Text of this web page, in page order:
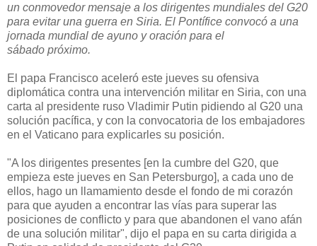
un conmovedor mensaje a los dirigentes mundiales del G20
para evitar una guerra en Siria. El Pontífice convocó a una
jornada mundial de ayuno y oración para el
sábado próximo.
El papa Francisco aceleró este jueves su ofensiva
diplomática contra una intervención militar en Siria, con una
carta al presidente ruso Vladimir Putin pidiendo al G20 una
solución pacífica, y con la convocatoria de los embajadores
en el Vaticano para explicarles su posición.
"A los dirigentes presentes [en la cumbre del G20, que
empieza este jueves en San Petersburgo], a cada uno de
ellos, hago un llamamiento desde el fondo de mi corazón
para que ayuden a encontrar las vías para superar las
posiciones de conflicto y para que abandonen el vano afán
de una solución militar", dijo el papa en su carta dirigida a